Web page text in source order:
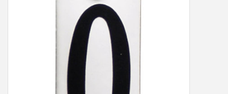
Pictogrammen